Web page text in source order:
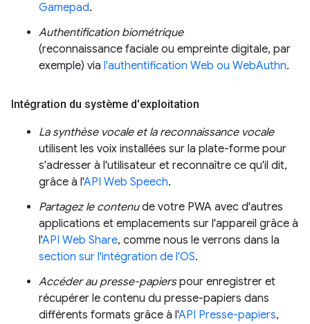
Gamepad.
Authentification biométrique
(reconnaissance faciale ou empreinte digitale, par
exemple) via l'authentification Web ou WebAuthn.
Intégration du système d'exploitation
La synthèse vocale et la reconnaissance vocale
utilisent les voix installées sur la plate-forme pour
s'adresser à l'utilisateur et reconnaître ce qu'il dit,
grâce à l'API Web Speech.
Partagez le contenude votre PWA avec d'autres
applications et emplacements sur l'appareil grâce à
l'API Web Share, comme nous le verrons dans la
section sur l'intégration de l'OS.
Accéder au presse-papierspour enregistrer et
récupérer le contenu du presse-papiers dans
différents formats grâce à l'API Presse-papiers,